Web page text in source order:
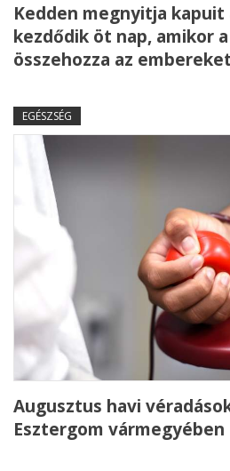
Kedden megnyitja kapuit
kezdődik öt nap, amikor
összehozza az embereket
EGÉSZSÉG
Augusztus havi
Esztergom vármegyében